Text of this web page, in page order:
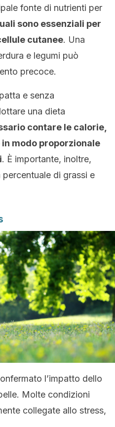
fonte di nutrienti per
sono essenziali per
cutanee. Una
e legumi può
precoce.
e senza
una dieta
contare le calorie,
modo proporzionale
. È importante, inoltre,
di grassi e
l’impatto dello
Molte condizioni
collegate allo stress,